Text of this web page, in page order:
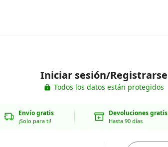
Iniciar sesión/Registrarse
Todos los datos están protegidos
Envío gratis
¡Solo para ti!
Devoluciones gratis
Hasta 90 días